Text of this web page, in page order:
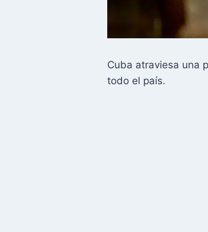
Cuba atraviesa una
todo el país.